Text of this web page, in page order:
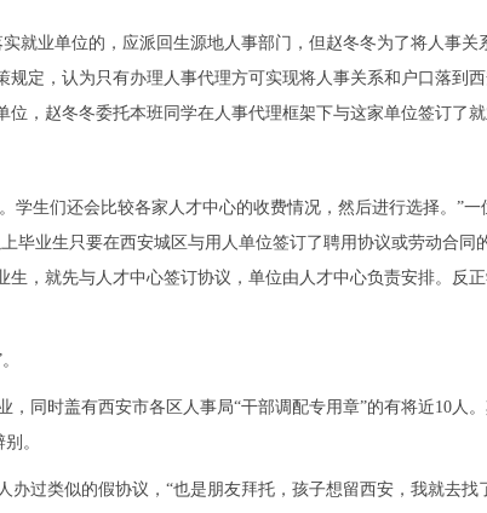
业单位的，应派回生源地人事部门，但赵冬冬为了将人事关
定，认为只有办理人事代理方可实现将人事关系和户口落到西
，赵冬冬委托本班同学在人事代理框架下与这家单位签订了
生们还会比较各家人才中心的收费情况，然后进行选择。”一
毕业生只要在西安城区与用人单位签订了聘用协议或劳动合同
，就先与人才中心签订协议，单位由人才中心负责安排。反
同时盖有西安市各区人事局“干部调配专用章”的有将近10人
。
过类似的假协议，“也是朋友拜托，孩子想留西安，我就去找